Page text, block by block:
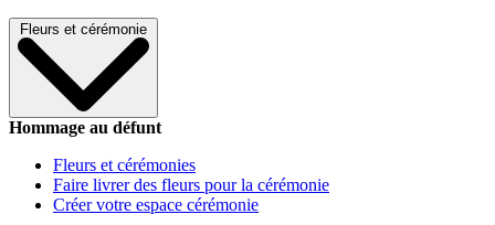
Fleurs et cérémonie
Hommage au défunt
Fleurs et cérémonies
Faire livrer des fleurs pour la cérémonie
Créer votre espace cérémonie